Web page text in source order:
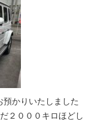
かりいたしました
２０００キロほどし